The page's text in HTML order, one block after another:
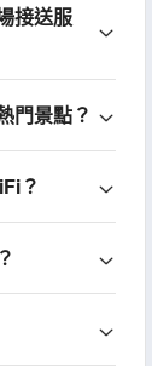
接送服
門景點？
？